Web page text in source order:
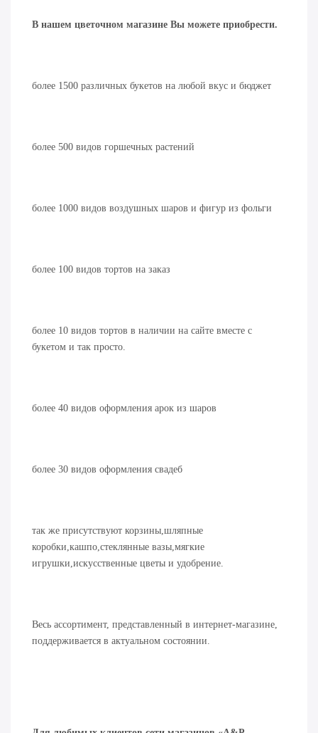
В нашем цветочном магазине Вы можете приобрести.
более 1500 различных букетов на любой вкус и бюджет
более 500 видов горшечных растений
более 1000 видов воздушных шаров и фигур из фольги
более 100 видов тортов на заказ
более 10 видов тортов в наличии на сайте вместе с
букетом и так просто.
более 40 видов оформления арок из шаров
более 30 видов оформления свадеб
так же присутствуют корзины,шляпные
коробки,кашпо,стеклянные вазы,мягкие
игрушки,искусственные цветы и удобрение.
Весь ассортимент, представленный в интернет-магазине,
поддерживается в актуальном состоянии.